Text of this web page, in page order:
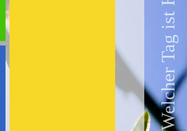
Welcher Tag ist Heute?